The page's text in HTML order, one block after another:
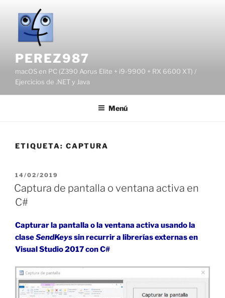
contenido
PEREZ987
macOS en PC (Z390 Aorus Elite + i9-9900 + RX 6600 XT) /
Ejercicios de .NET y Java
Menú
ETIQUETA: CAPTURA
PUBLICADO
EL
14/02/2019
Captura de pantalla o ventana activa en
C#
Capturar la pantalla o la ventana activa usando la
claseSendKeyssin recurrir a librerías externas en
Visual Studio 2017 con C#